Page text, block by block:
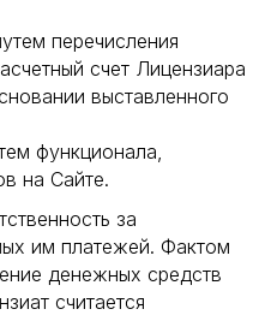
перечисления
счет Лицензиара
выставленного
функционала,
на Сайте.
за
им платежей. Фактом
денежных средств
считается